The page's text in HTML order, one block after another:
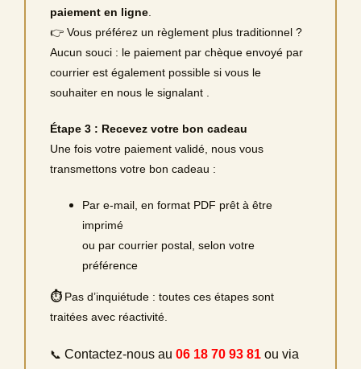
paiement en ligne.
👉 Vous préférez un règlement plus traditionnel ?
Aucun souci : le paiement par chèque envoyé par
courrier est également possible si vous le
souhaiter en nous le signalant .
Étape 3 : Recevez votre bon cadeau
Une fois votre paiement validé, nous vous
transmettons votre bon cadeau :
Par e‑mail, en format PDF prêt à être
imprimé
ou par courrier postal, selon votre
préférence
⏱ Pas d’inquiétude : toutes ces étapes sont
traitées avec réactivité.
📞 Contactez-nous au 06 18 70 93 81 ou via